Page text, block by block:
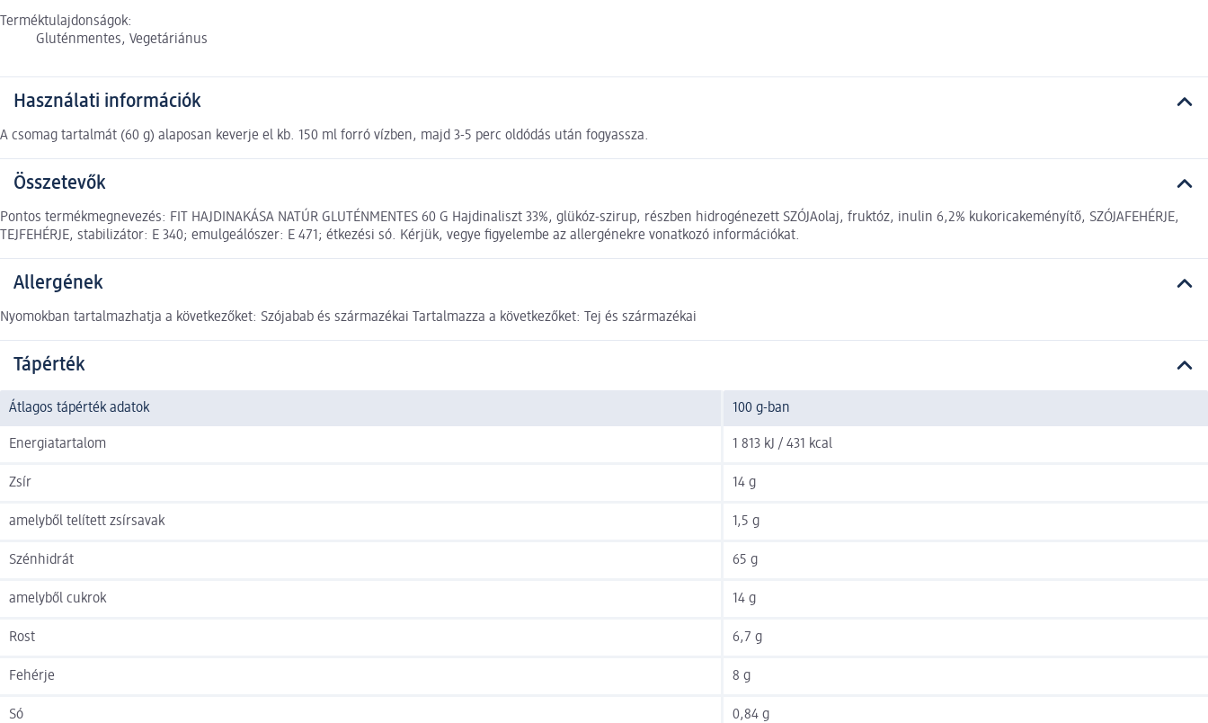
Terméktulajdonságok:
Gluténmentes, Vegetáriánus
Használati információk
A csomag tartalmát (60 g) alaposan keverje el kb. 150 ml forró vízben, majd 3-5 perc oldódás után fogyassza.
Összetevők
Pontos termékmegnevezés: FIT HAJDINAKÁSA NATÚR GLUTÉNMENTES 60 G Hajdinaliszt 33%, glükóz-szirup, részben hidrogénezett SZÓJAolaj, fruktóz, inulin 6,2% kukoricakeményítő, SZÓJAFEHÉRJE,
TEJFEHÉRJE, stabilizátor: E 340; emulgeálószer: E 471; étkezési só. Kérjük, vegye figyelembe az allergénekre vonatkozó információkat.
Allergének
Nyomokban tartalmazhatja a következőket: Szójabab és származékai Tartalmazza a következőket: Tej és származékai
Tápérték
Átlagos tápérték adatok 100 g-ban
Energiatartalom 1 813 kJ / 431 kcal
Zsír 14 g
amelyből telített zsírsavak 1,5 g
Szénhidrát 65 g
amelyből cukrok 14 g
Rost 6,7 g
Fehérje 8 g
Só 0,84 g